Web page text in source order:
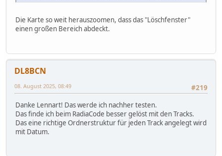
Die Karte so weit herauszoomen, dass das "Löschfenster"
einen großen Bereich abdeckt.
DL8BCN
#219
08. August 2025, 08:49
Danke Lennart! Das werde ich nachher testen.
Das finde ich beim RadiaCode besser gelöst mit den Tracks.
Das eine richtige Ordnerstruktur für jeden Track angelegt wird
mit Datum.